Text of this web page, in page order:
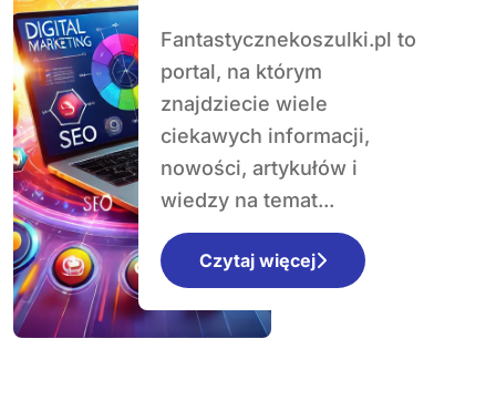
porady na
fantastycznekosz
ulki.pl
Fantastycznekoszulki.pl to
portal, na którym
znajdziecie wiele
ciekawych informacji,
nowości, artykułów i
wiedzy na temat...
Czytaj więcej